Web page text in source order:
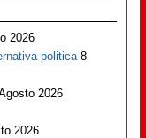
2026
politica 8
2026
2026